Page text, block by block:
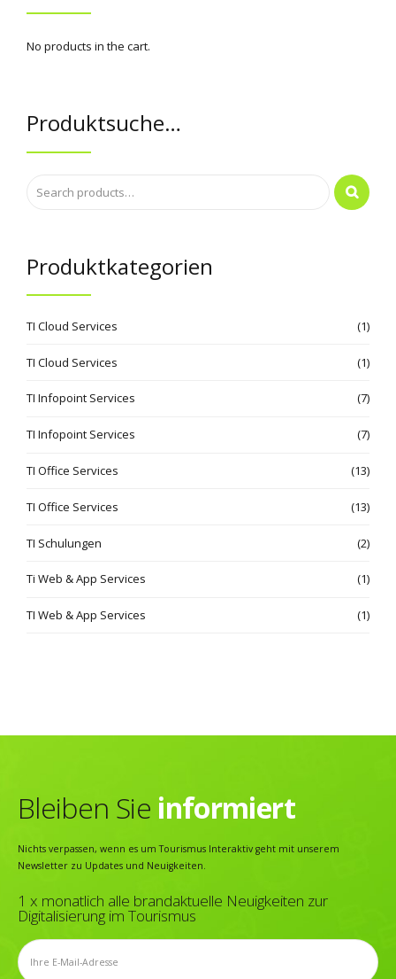
No products in the cart.
Produktsuche…
Produktkategorien
TI Cloud Services (1)
TI Cloud Services (1)
TI Infopoint Services (7)
TI Infopoint Services (7)
TI Office Services (13)
TI Office Services (13)
TI Schulungen (2)
Ti Web & App Services (1)
TI Web & App Services (1)
Bleiben Sie informiert
Nichts verpassen, wenn es um Tourismus Interaktiv geht mit unserem
Newsletter zu Updates und Neuigkeiten.
1 x monatlich alle brandaktuelle Neuigkeiten zur
Digitalisierung im Tourismus